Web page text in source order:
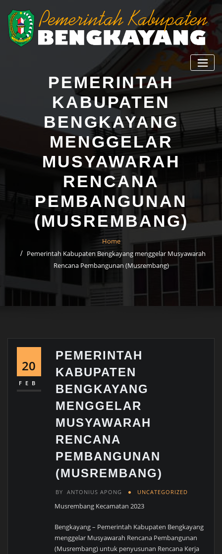
PEMERINTAH
KABUPATEN
BENGKAYANG
MENGGELAR
MUSYAWARAH
RENCANA
PEMBANGUNAN
(MUSREMBANG)
Home
Pemerintah Kabupaten Bengkayang menggelar Musyawarah
Rencana Pembangunan (Musrembang)
20
FEB
PEMERINTAH
KABUPATEN
BENGKAYANG
MENGGELAR
MUSYAWARAH
RENCANA
PEMBANGUNAN
(MUSREMBANG)
BY ANTONIUS APONG UNCATEGORIZED
Musrembang Kecamatan 2023
Bengkayang – Pemerintah Kabupaten Bengkayang
menggelar Musyawarah Rencana Pembangunan
(Musrembang) untuk penyusunan Rencana Kerja